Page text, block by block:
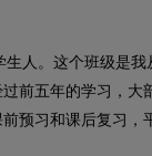
。这个班级是我
前五年的学习，
预习和课后复习，